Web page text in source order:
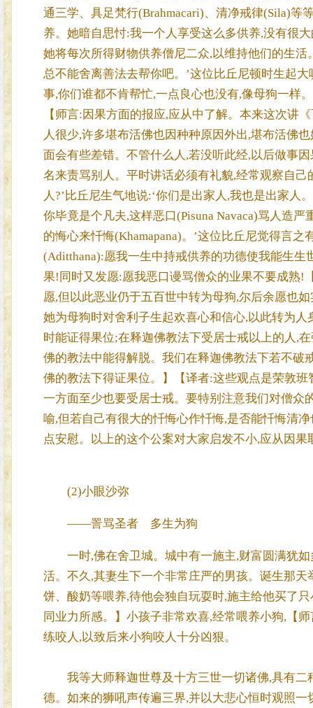
通三学、具足梵行(Brahmacari)、清净戒律(Sila)等
养。她暗自思忖:我一个人享受这么多供养,没有很
她将每次所得财物供养僧尼二众,以维持他们的生
总不能舍离善法去帮你吧。’这位比丘尼顿时生起
事,你们谁都不肯帮忙,一点良心也没有,像母狗一样
【师言:因果方面的报应,应从中了解。本来这次讲
人很少,许多堪布活佛也因种种原因外出,堪布活佛
面会有些差错。不管什么人,若没听此经,以后做事
名来责骂别人。平时讲话必须有礼貌,经常观察自
人?’比丘尼生气地说:‘你们是出家人,我也是出家人
你毕竟是个凡夫,这样恶口(Pisuna Navaca)骂人造
的悔心来忏悔(Khamapana)。’这位比丘尼觉得言
(Aditthana):愿我一生中持戒供养的功德使我能生
果!同时又发愿:愿我恶口谩骂僧众的业果不要成熟!
愿,但以此恶业仍于五百世中转为母狗,尔后余愿也
她为母狗时对舍利子生起欢喜心和信心,以此转为
时能证得果位;在释迦佛教法下受居士戒以上的人,
佛的教法中能得解脱。我们在释迦佛教法下若不破
佛的教法下得证果位。】【译者:这些观点是荣敦
一方面至少也要受居士戒。要特别注意我们对僧众
喻,但若自己有很大的忏悔心作忏悔,是否能忏悔清
点安慰。以上的这个公案对大家启发不小,应从因果
(2)小眼沙弥
——詈骂圣者 多生为狗
一时,佛在舍卫城。城中有一施主,财富圆满犹如
活。不久,其妻生下一个非常庄严的男孩。诞生那
饼、酸奶等喂养,待他会独自玩耍时,施主给他买了
同业力所感。】小孩子非常欢喜,经常喂养小狗,【
练咬人,以致后来小狗咬人十分凶狠。
我等大师释迦世尊及十方三世一切诸佛,具有二
德。如来的狮吼声传遍三界,并以大悲心恒时观照